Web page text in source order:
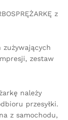
z
zużywających
zestaw
należy
przesyłki.
z samochodu,